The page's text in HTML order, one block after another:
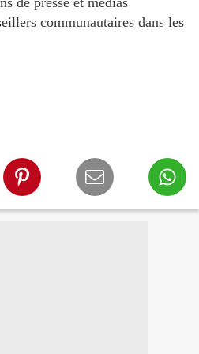
communautaires dans les